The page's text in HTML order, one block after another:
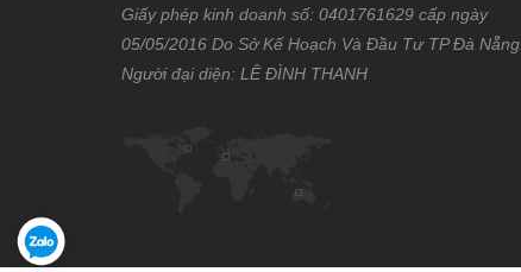
Giấy phép kinh doanh số: 0401761629 cấp ngày
05/05/2016 Do Sở Kế Hoạch Và Đầu Tư TP Đà Nẵng.
Người đại diện: LÊ ĐÌNH THANH